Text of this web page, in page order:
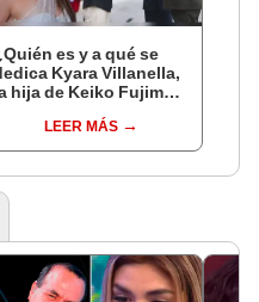
es y a qué se
Kyara Villanella,
hija de Keiko Fujimori
nivel nacional?
LEER MÁS